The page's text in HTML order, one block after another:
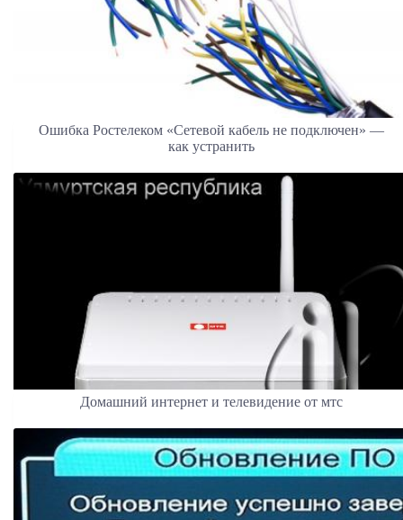
Ошибка Ростелеком «Сетевой кабель не подключен» —
как устранить
Домашний интернет и телевидение от мтс